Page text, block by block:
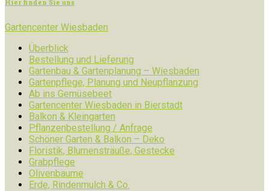
Hier finden Sie uns
Gartencenter Wiesbaden
Überblick
Bestellung und Lieferung
Gartenbau & Gartenplanung – Wiesbaden
Gartenpflege, Planung und Neupflanzung
Ab ins Gemüsebeet
Gartencenter Wiesbaden in Bierstadt
Balkon & Kleingarten
Pflanzenbestellung / Anfrage
Schöner Garten & Balkon – Deko
Floristik, Blumensträuße, Gestecke
Grabpflege
Olivenbäume
Erde, Rindenmulch & Co.